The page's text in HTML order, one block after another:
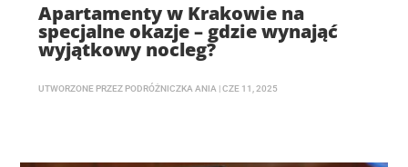
Apartamenty w Krakowie na
specjalne okazje – gdzie wynająć
wyjątkowy nocleg?
UTWORZONE PRZEZ PODRÓŻNICZKA ANIA |CZE 11, 2025